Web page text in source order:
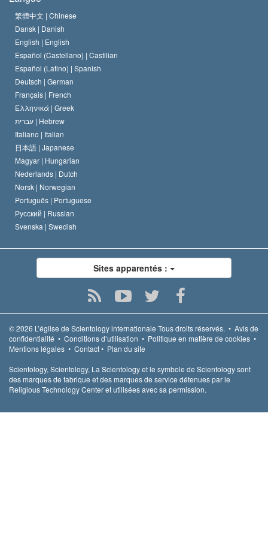
Le Credo de l’église de Scientology
Le Code du scientologue
David Miscavige
Les normes internationales des droits de l’homme
Proclamation sur la religion
繁體中文 | Chinese
Dansk | Danish
English | English
Español (Castellano) | Castilian
Español (Latino) | Spanish
Deutsch | German
Français | French
Ελληνικά | Greek
עברית | Hebrew
Italiano | Italian
日本語 | Japanese
Magyar | Hungarian
Nederlands | Dutch
Norsk | Norwegian
Português | Portuguese
Русский | Russian
Svenska | Swedish
Sites apparentés :
© 2026 L’église de Scientology internationale Tous droits réservés. • Avis de
confidentialité • Conditions d’utilisation • Politique en matière de cookies •
Mentions légales • Contact• Plan du site
Scientology, Scientology, La Scientology et le symbole de Scientology sont
des marques de fabrique et des marques de service détenues par le
Religious Technology Center et utilisées avec sa permission.